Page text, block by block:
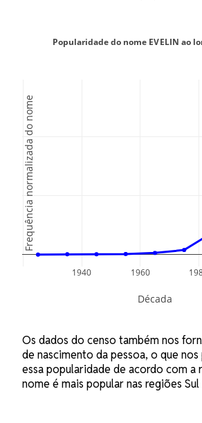
1940 1960
Popularidade do nome EVELIN ao
Década
Frequência normalizada do nome
Os dados do censo também nos
de nascimento da pessoa, o que
essa popularidade de acordo com a
nome é mais popular nas regiões